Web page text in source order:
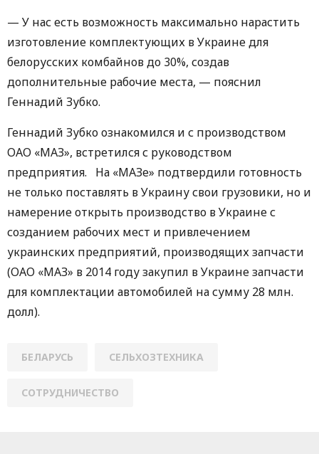
— У нас есть возможность максимально нарастить
изготовление комплектующих в Украине для
белорусских комбайнов до 30%, создав
дополнительные рабочие места, — пояснил
Геннадий Зубко.
Геннадий Зубко ознакомился и с производством
ОАО «МАЗ», встретился с руководством
предприятия. На «МАЗе» подтвердили готовность
не только поставлять в Украину свои грузовики, но и
намерение открыть производство в Украине с
созданием рабочих мест и привлечением
украинских предприятий, производящих запчасти
(ОАО «МАЗ» в 2014 году закупил в Украине запчасти
для комплектации автомобилей на сумму 28 млн.
долл).
БЕЛАРУСЬ СЕЛЬХОЗТЕХНИКА
СОТРУДНИЧЕСТВО